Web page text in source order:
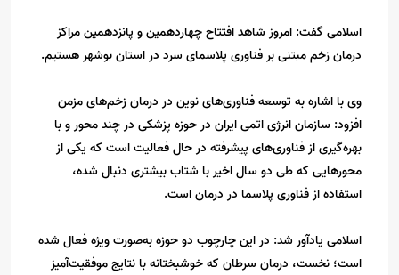
اسلامی گفت: امروز شاهد افتتاح چهاردهمین و پانزدهمین مراکز
درمان زخم مبتنی بر فناوری پلاسمای سرد در استان بوشهر هستیم.
وی با اشاره به توسعه فناوری‌های نوین در درمان زخم‌های مزمن
افزود: سازمان انرژی اتمی ایران در حوزه پزشکی در چند محور و با
بهره‌گیری از فناوری‌های پیشرفته در حال فعالیت است که یکی از
محورهایی که طی دو سال اخیر با شتاب بیشتری دنبال شده،
استفاده از فناوری پلاسما در درمان است.
اسلامی یادآور شد: در این چارچوب دو حوزه به‌صورت ویژه فعال شده
است؛ نخست، درمان سرطان که خوشبختانه با نتایج موفقیت‌آمیز